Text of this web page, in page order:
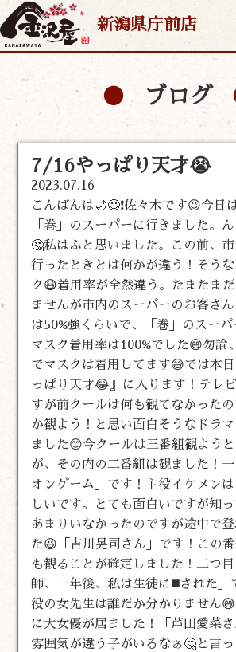
新潟県庁前店
ブログ
7/16やっぱり天才😭
2023.07.16
こんばんは🌙😃❗佐々木です😉今日
「巻」のスーパーに行きました。
🤔私はふと思いました。この前、
行ったときとは何かが違う！そう
ク😷着用率が全然違う。たまたま
ませんが市内のスーパーのお客さ
は50%強くらいで、「巻」のスー
マスク着用率は100%でした😄勿論
でマスクは着用してます😅では本
っぱり天才😂』に入ります！テレ
すが前クールは何も観てなかった
か観よう！と思い面白そうなドラ
ました😊今クールは三番組観よう
が、その内の二番組は観ました！
オンゲーム」です！主役イケメン
しいです。とても面白いですが知
あまりいなかったのですが途中で
た😆「吉川晃司さん」です！この
も観ることが確定しました！二つ
師、一年後、私は生徒に◼️された」
役の女先生は誰だか分かりません
に大女優が居ました！「芦田愛菜
雰囲気が違う子がいるなぁ🤔と言